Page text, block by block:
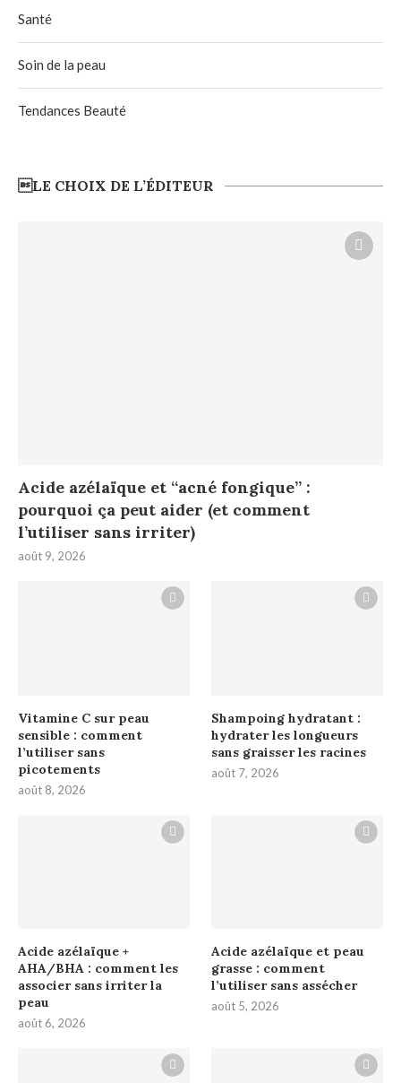
Santé
Soin de la peau
Tendances Beauté
LE CHOIX DE L’ÉDITEUR
Acide azélaïque et “acné fongique” :
pourquoi ça peut aider (et comment
l’utiliser sans irriter)
août 9, 2026
Vitamine C sur peau
sensible : comment
l’utiliser sans
picotements
août 8, 2026
Shampoing hydratant :
hydrater les longueurs
sans graisser les racines
août 7, 2026
Acide azélaïque +
AHA/BHA : comment les
associer sans irriter la
peau
août 6, 2026
Acide azélaïque et peau
grasse : comment
l’utiliser sans assécher
août 5, 2026